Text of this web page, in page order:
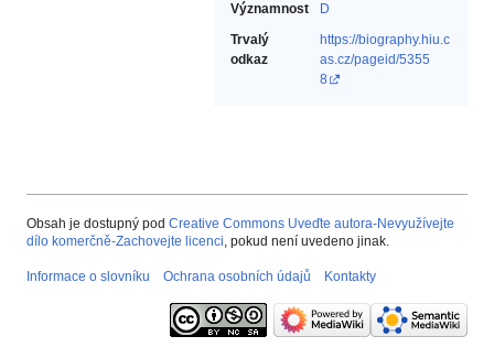
Významnost
D
Trvalý
odkaz
https://biography.hiu.c
as.cz/pageid/5355
8
Obsah je dostupný pod Creative Commons Uveďte autora-Nevyužívejte
dílo komerčně-Zachovejte licenci, pokud není uvedeno jinak.
Informace o slovníku Ochrana osobních údajů Kontakty